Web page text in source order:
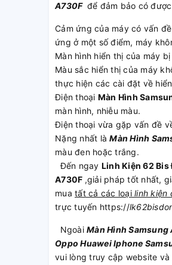
A730F để đảm bảo có
Cảm ứng của máy có vấn
ứng ở một số điểm, máy
Màn hình hiển thị của máy
Màu sắc hiển thị của máy
thực hiện các cài đặt về
Điện thoại Màn Hình
màn hình, nhiễu màu.
Điện thoại vừa gặp vấn đề
Nặng nhất làMàn Hình
màu đen hoặc trắng.
Đến ngay Linh Kiện 62
A730F ,giải pháp tốt nhất,
mua tất cả các loại linh kiện
trực tuyến https://
Ngoài Màn Hình Samsung
Oppo HuaweiIphone
vui lòng truy cập website và